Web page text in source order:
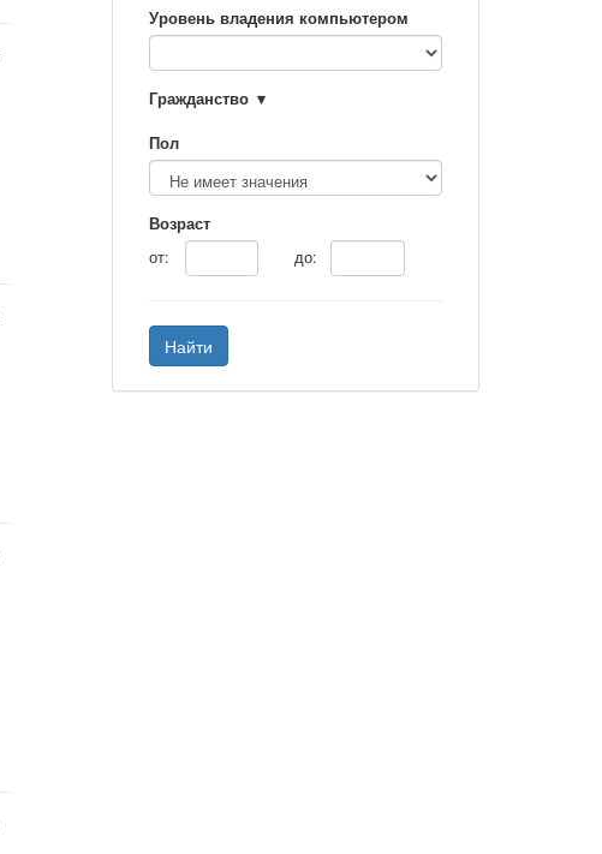
Уровень владения компьютером
Гражданство
Пол
Возраст
от:
до:
Найти